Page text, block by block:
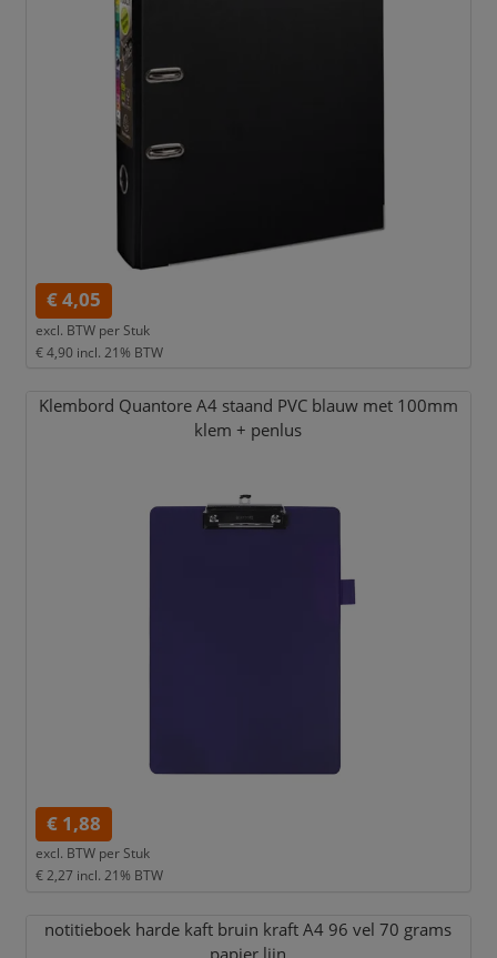
€ 4,05
excl. BTW per Stuk
€ 4,90 incl. 21% BTW
Klembord Quantore A4 staand PVC blauw met 100mm
klem + penlus
€ 1,88
excl. BTW per Stuk
€ 2,27 incl. 21% BTW
notitieboek harde kaft bruin kraft A4 96 vel 70 grams